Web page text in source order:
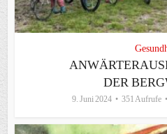
DER
9. Juni 2024 351 Aufrufe